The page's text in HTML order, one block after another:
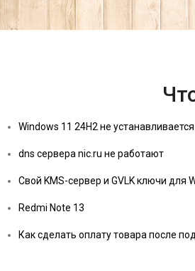
Windows 11 24H2 не
dns сервера nic.ru не работают
Свой KMS-сервер и GVLK ключи для
Redmi Note 13
Как сделать оплату товара после